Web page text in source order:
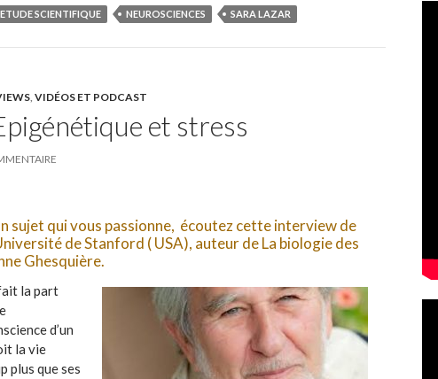
ETUDE SCIENTIFIQUE NEUROSCIENCES SARA LAZAR
, VIDÉOS ET PODCAST
et stress
sujet qui vous passionne, écoutez cette interview de
de Stanford ( USA), auteur de La biologie des
Ghesquière.
la part
d’un
la vie
plus que ses